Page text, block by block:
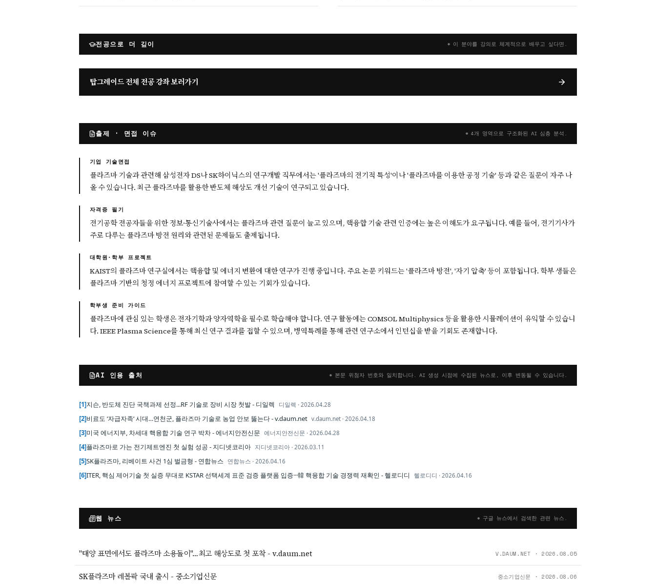
전공으로 더 깊이 * 이 분야를 강의로 체계적으로 배우고 싶다면.
탑그레이드 전체 전공 강좌 보러가기
출제 · 면접 이슈 * 4개 영역으로 구조화된 AI 심층 분석.
기업 기술면접
플라즈마 기술과 관련해 삼성전자 DS나 SK하이닉스의 연구개발 직무에서는 '플라즈마의 전기적 특성'이나 '플라즈마를 이용한 공정 기술' 등과 같은 질문이 자주 나
올 수 있습니다. 최근 플라즈마를 활용한 반도체 해상도 개선 기술이 연구되고 있습니다.
자격증 필기
전기공학 전공자들을 위한 정보·통신기술사에서는 플라즈마 관련 질문이 늘고 있으며, 핵융합 기술 관련 인증에는 높은 이해도가 요구됩니다. 예를 들어, 전기기사가
주로 다루는 플라즈마 방전 원리와 관련된 문제들도 출제됩니다.
대학원·학부 프로젝트
KAIST의 플라즈마 연구실에서는 핵융합 및 에너지 변환에 대한 연구가 진행 중입니다. 주요 논문 키워드는 '플라즈마 방전', '자기 압축' 등이 포함됩니다. 학부 생들은
플라즈마 기반의 청정 에너지 프로젝트에 참여할 수 있는 기회가 있습니다.
학부생 준비 가이드
플라즈마에 관심 있는 학생은 전자기학과 양자역학을 필수로 학습해야 합니다. 연구 활동에는 COMSOL Multiphysics 등을 활용한 시뮬레이션이 유익할 수 있습니
다. IEEE Plasma Science를 통해 최신 연구 결과를 접할 수 있으며, 병역특례를 통해 관련 연구소에서 인턴십을 받을 기회도 존재합니다.
AI 인용 출처 * 본문 위첨자 번호와 일치합니다. AI 생성 시점에 수집된 뉴스로, 이후 변동될 수 있습니다.
[1]지슨, 반도체 진단 국책과제 선정...RF 기술로 장비 시장 첫발 - 디일렉 디일렉 · 2026.04.28
[2]비료도 ‘자급자족‘ 시대…연천군, 플라즈마 기술로 농업 안보 뚫는다 - v.daum.net v.daum.net · 2026.04.18
[3]미국 에너지부, 차세대 핵융합 기술 연구 박차 - 에너지안전신문 에너지안전신문 · 2026.04.28
[4]플라즈마로 가는 전기제트엔진 첫 실험 성공 - 지디넷코리아 지디넷코리아 · 2026.03.11
[5]SK플라즈마, 리베이트 사건 1심 벌금형 - 연합뉴스 연합뉴스 · 2026.04.16
[6]ITER, 핵심 제어기술 첫 실증 무대로 KSTAR 선택세계 표준 검증 플랫폼 입증···韓 핵융합 기술 경쟁력 재확인 - 헬로디디 헬로디디 · 2026.04.16
웹 뉴스 * 구글 뉴스에서 검색한 관련 뉴스.
"태양 표면에서도 플라즈마 소용돌이"…최고 해상도로 첫 포착 - v.daum.net V.DAUM.NET · 2026.08.05
SK플라즈마 레볼팍 국내 출시 - 중소기업신문 중소기업신문 · 2026.08.06